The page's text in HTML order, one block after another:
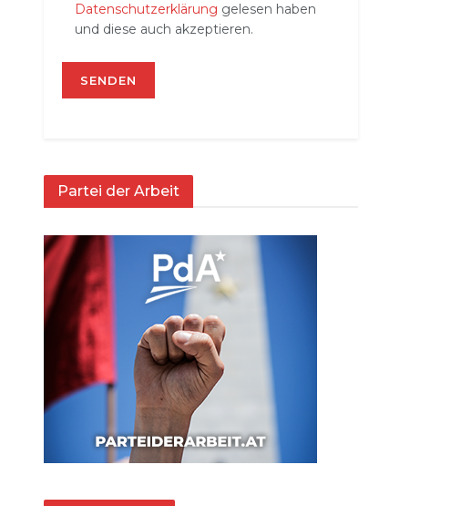
Datenschutzerklärung gelesen haben
und diese auch akzeptieren.
Partei der Arbeit